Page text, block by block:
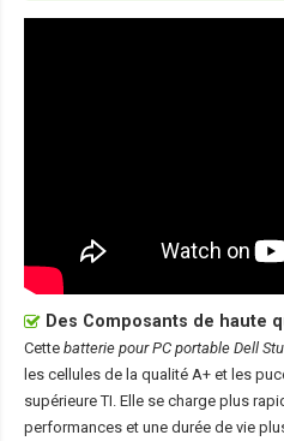
Des Composants de haute
Cette batterie pour PC portable Dell
les cellules de la qualité A+ et les
supérieure TI. Elle se charge plus
performances et une durée de vie